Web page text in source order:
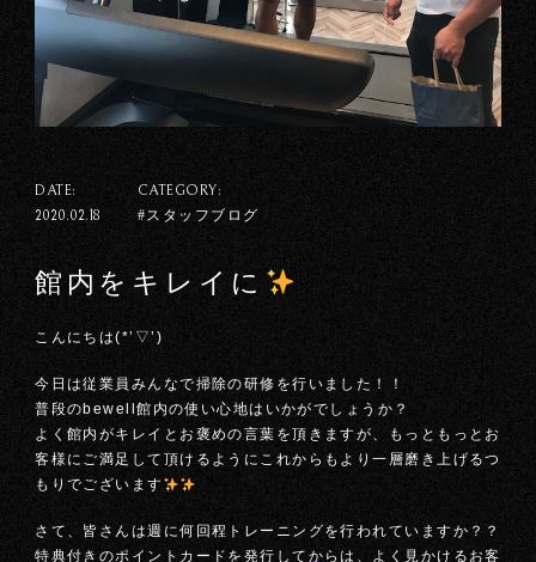
DATE:
2020.02.18
CATEGORY:
#スタッフブログ
館内をキレイに
こんにちは(*’▽’)
今日は従業員みんなで掃除の研修を行いました！！
普段のbewell館内の使い心地はいかがでしょうか？
よく館内がキレイとお褒めの言葉を頂きますが、もっともっとお
客様にご満足して頂けるようにこれからもより一層磨き上げるつ
もりでございます
さて、皆さんは週に何回程トレーニングを行われていますか？？
特典付きのポイントカードを発行してからは、よく見かけるお客